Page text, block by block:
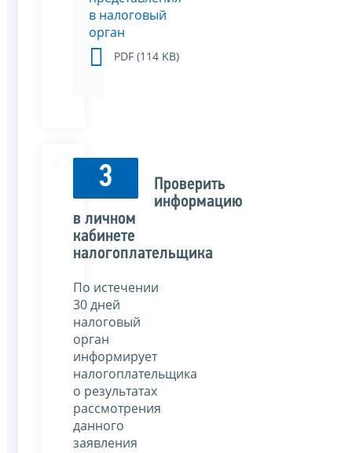
в налоговый
орган
PDF (114 KB)
3
Проверить
информацию
в личном
кабинете
налогоплательщика
По истечении
30 дней
налоговый
орган
информирует
налогоплательщика
о результатах
рассмотрения
данного
заявления